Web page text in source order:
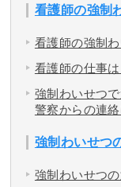
看護師の強制
看護師の強制
看護師の仕事
強制わいせつ
警察からの連絡
強制わいせつ
強制わいせつ